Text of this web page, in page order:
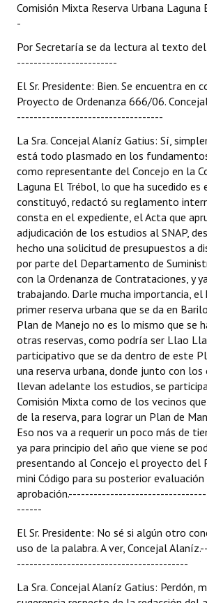
Comisión Mixta Reserva Urbana
-
Por Secretaría se da lectura al texto
------------------------
El Sr. Presidente: Bien. Se encuentra en
Proyecto de Ordenanza 666/06.
-----------------------------------
La Sra. Concejal Alaníz Gatius: Sí,
está todo plasmado en los
como representante del Concejo en la
Laguna El Trébol, lo que ha sucedido es
constituyó, redactó su reglamento
consta en el expediente, el Acta que
adjudicación de los estudios al SNAP,
hecho una solicitud de presupuestos a
por parte del Departamento de
con la Ordenanza de Contrataciones, y
trabajando. Darle mucha importancia, el
primer reserva urbana que se da en
Plan de Manejo no es lo mismo que se
otras reservas, como podría ser Llao
participativo que se da dentro de este
una reserva urbana, donde junto con los
llevan adelante los estudios, se
Comisión Mixta como de los vecinos
de la reserva, para lograr un Plan de
Eso nos va a requerir un poco más de
ya para principio del año que viene se
presentando al Concejo el proyecto del
mini Código para su posterior
------
El Sr. Presidente: No sé si algún otro
uso de la palabra. A ver, Concejal
-----------------------------------------
La Sra. Concejal Alaníz Gatius: Perdón,